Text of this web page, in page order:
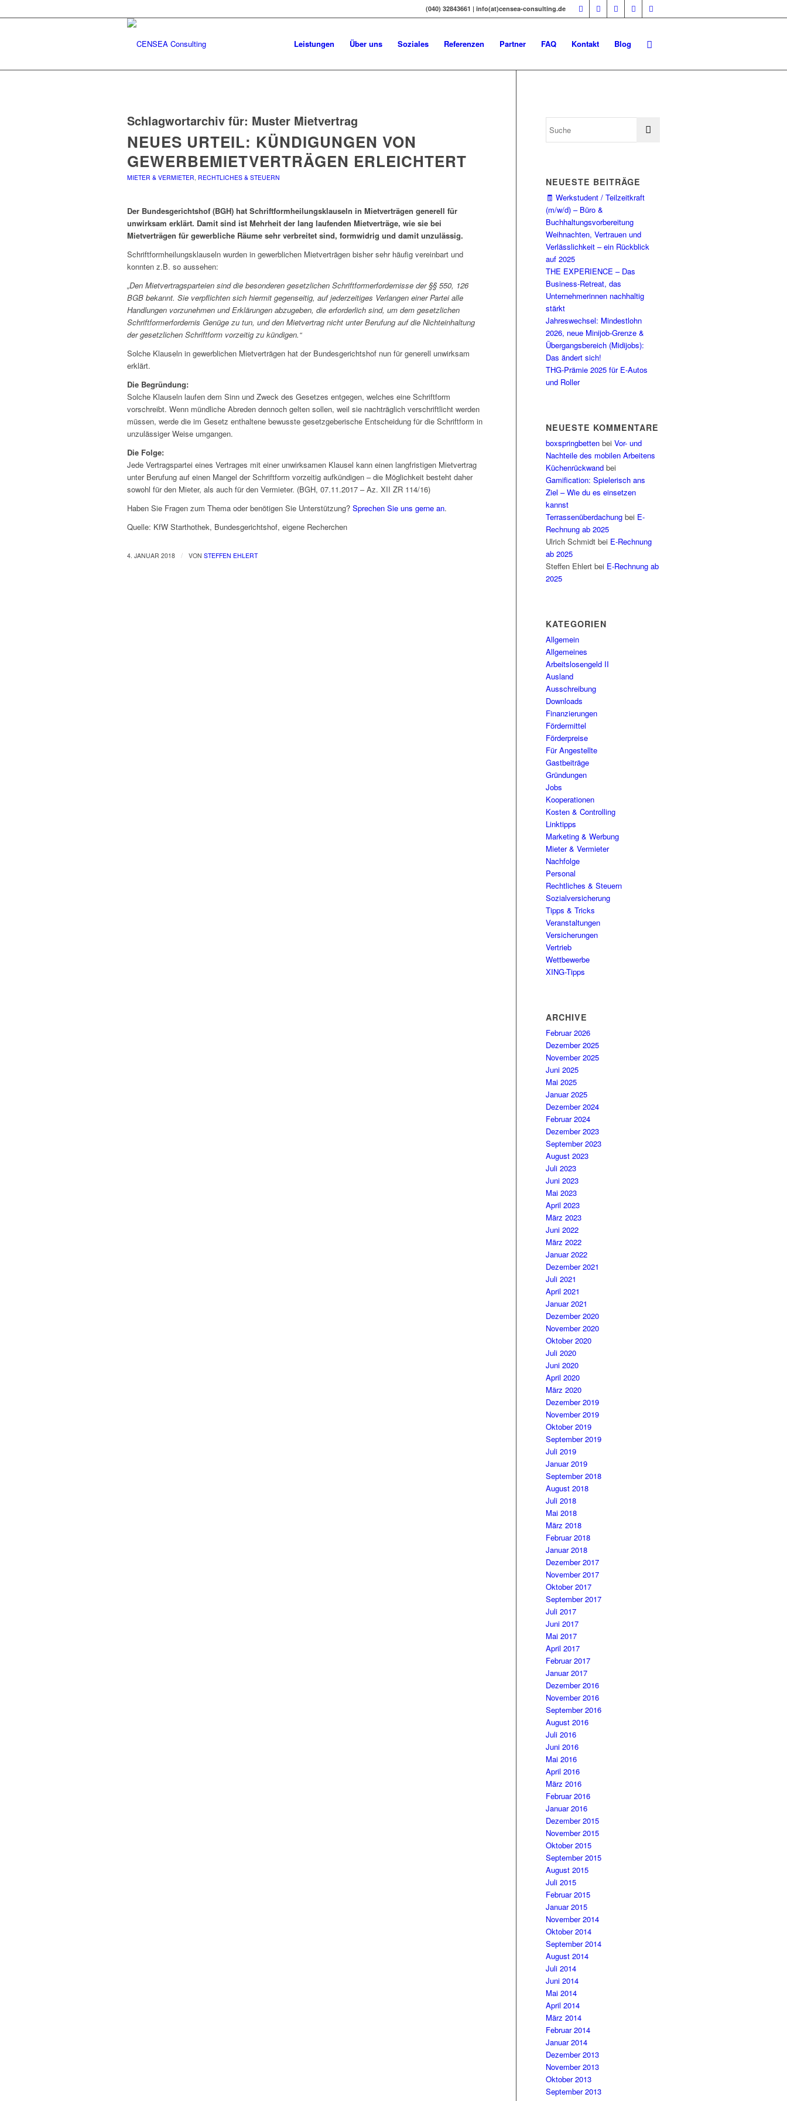
(040) 32843661 | info(at)censea-consulting.de
Leistungen Über uns Soziales Referenzen Partner FAQ Kontakt Blog
Schlagwortarchiv für: Muster Mietvertrag
NEUES URTEIL: KÜNDIGUNGEN VON
GEWERBEMIETVERTRÄGEN ERLEICHTERT
MIETER & VERMIETER, RECHTLICHES & STEUERN
Der Bundesgerichtshof (BGH) hat Schriftformheilungsklauseln in Mietverträgen generell für
unwirksam erklärt. Damit sind ist Mehrheit der lang laufenden Mietverträge, wie sie bei
Mietverträgen für gewerbliche Räume sehr verbreitet sind, formwidrig und damit unzulässig.
Schriftformheilungsklauseln wurden in gewerblichen Mietverträgen bisher sehr häufig vereinbart und
konnten z.B. so aussehen:
„Den Mietvertragsparteien sind die besonderen gesetzlichen Schriftformerfordernisse der §§ 550, 126
BGB bekannt. Sie verpflichten sich hiermit gegenseitig, auf jederzeitiges Verlangen einer Partei alle
Handlungen vorzunehmen und Erklärungen abzugeben, die erforderlich sind, um dem gesetzlichen
Schriftformerfordernis Genüge zu tun, und den Mietvertrag nicht unter Berufung auf die Nichteinhaltung
der gesetzlichen Schriftform vorzeitig zu kündigen.“
Solche Klauseln in gewerblichen Mietverträgen hat der Bundesgerichtshof nun für generell unwirksam
erklärt.
Die Begründung:
Solche Klauseln laufen dem Sinn und Zweck des Gesetzes entgegen, welches eine Schriftform
vorschreibt. Wenn mündliche Abreden dennoch gelten sollen, weil sie nachträglich verschriftlicht werden
müssen, werde die im Gesetz enthaltene bewusste gesetzgeberische Entscheidung für die Schriftform in
unzulässiger Weise umgangen.
Die Folge:
Jede Vertragspartei eines Vertrages mit einer unwirksamen Klausel kann einen langfristigen Mietvertrag
unter Berufung auf einen Mangel der Schriftform vorzeitig aufkündigen – die Möglichkeit besteht daher
sowohl für den Mieter, als auch für den Vermieter. (BGH, 07.11.2017 – Az. XII ZR 114/16)
Haben Sie Fragen zum Thema oder benötigen Sie Unterstützung? Sprechen Sie uns gerne an.
Quelle: KfW Starthothek, Bundesgerichtshof, eigene Recherchen
4. JANUAR 2018 / VON STEFFEN EHLERT
NEUESTE BEITRÄGE
🧾 Werkstudent / Teilzeitkraft
(m/w/d) – Büro &
Buchhaltungsvorbereitung
Weihnachten, Vertrauen und
Verlässlichkeit – ein Rückblick
auf 2025
THE EXPERIENCE – Das
Business-Retreat, das
Unternehmerinnen nachhaltig
stärkt
Jahreswechsel: Mindestlohn
2026, neue Minijob-Grenze &
Übergangsbereich (Midijobs):
Das ändert sich!
THG-Prämie 2025 für E-Autos
und Roller
NEUESTE KOMMENTARE
boxspringbetten beiVor- und
Nachteile des mobilen Arbeitens
Küchenrückwand bei
Gamification: Spielerisch ans
Ziel – Wie du es einsetzen
kannst
Terrassenüberdachung bei E-
Rechnung ab 2025
Ulrich Schmidt bei E-Rechnung
ab 2025
Steffen Ehlert bei E-Rechnung ab
2025
KATEGORIEN
Allgemein
Allgemeines
Arbeitslosengeld II
Ausland
Ausschreibung
Downloads
Finanzierungen
Fördermittel
Förderpreise
Für Angestellte
Gastbeiträge
Gründungen
Jobs
Kooperationen
Kosten & Controlling
Linktipps
Marketing & Werbung
Mieter & Vermieter
Nachfolge
Personal
Rechtliches & Steuern
Sozialversicherung
Tipps & Tricks
Veranstaltungen
Versicherungen
Vertrieb
Wettbewerbe
XING-Tipps
ARCHIVE
Februar 2026
Dezember 2025
November 2025
Juni 2025
Mai 2025
Januar 2025
Dezember 2024
Februar 2024
Dezember 2023
September 2023
August 2023
Juli 2023
Juni 2023
Mai 2023
April 2023
März 2023
Juni 2022
März 2022
Januar 2022
Dezember 2021
Juli 2021
April 2021
Januar 2021
Dezember 2020
November 2020
Oktober 2020
Juli 2020
Juni 2020
April 2020
März 2020
Dezember 2019
November 2019
Oktober 2019
September 2019
Juli 2019
Januar 2019
September 2018
August 2018
Juli 2018
Mai 2018
März 2018
Februar 2018
Januar 2018
Dezember 2017
November 2017
Oktober 2017
September 2017
Juli 2017
Juni 2017
Mai 2017
April 2017
Februar 2017
Januar 2017
Dezember 2016
November 2016
September 2016
August 2016
Juli 2016
Juni 2016
Mai 2016
April 2016
März 2016
Februar 2016
Januar 2016
Dezember 2015
November 2015
Oktober 2015
September 2015
August 2015
Juli 2015
Februar 2015
Januar 2015
November 2014
Oktober 2014
September 2014
August 2014
Juli 2014
Juni 2014
Mai 2014
April 2014
März 2014
Februar 2014
Januar 2014
Dezember 2013
November 2013
Oktober 2013
September 2013